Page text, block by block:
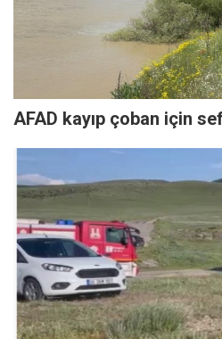
AFAD kayıp çoban için